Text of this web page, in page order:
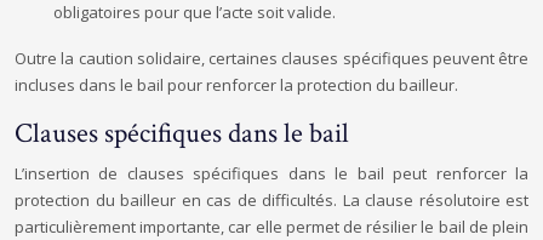
obligatoires pour que l’acte soit valide.
Outre la caution solidaire, certaines clauses spécifiques peuvent être
incluses dans le bail pour renforcer la protection du bailleur.
Clauses spécifiques dans le bail
L’insertion de clauses spécifiques dans le bail peut renforcer la
protection du bailleur en cas de difficultés. La clause résolutoire est
particulièrement importante, car elle permet de résilier le bail de plein